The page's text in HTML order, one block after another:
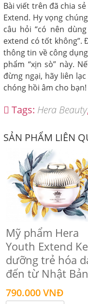
Bài viết trên đã chia
Extend. Hy vọng
câu hỏi “có nên
extend có tốt không”.
thông tin về công
phẩm “xịn sò” này.
đừng ngại, hãy liên
chóng hồi âm cho bạn!
Tags: Hera Beauty
SẢN PHẨM LIÊN
Mỹ phẩm Hera
Youth Extend
dưỡng trẻ hóa
đến từ Nhật Bản
790.000 VNĐ